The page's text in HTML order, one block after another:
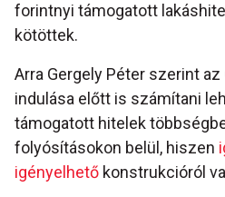
forintnyi támogatott
kötöttek.
Arra Gergely Péter szerint az
indulása előtt is számítani
támogatott hitelek
folyósításokon belül, hiszen
igényelhető konstrukcióról